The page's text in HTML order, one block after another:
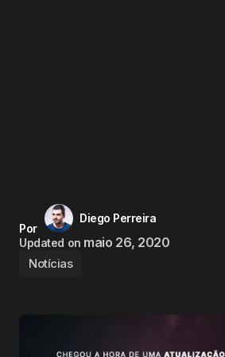
Por
Diego Perreira
Updated on maio 26, 2020
Notícias